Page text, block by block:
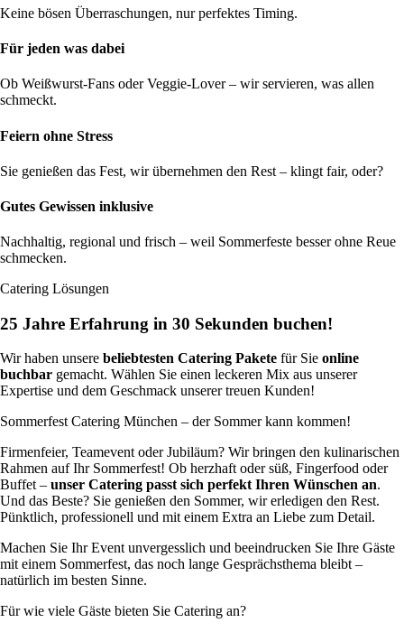
Keine bösen Überraschungen, nur perfektes Timing.
Für jeden was dabei
Ob Weißwurst-Fans oder Veggie-Lover – wir servieren, was allen
schmeckt.
Feiern ohne Stress
Sie genießen das Fest, wir übernehmen den Rest – klingt fair, oder?
Gutes Gewissen inklusive
Nachhaltig, regional und frisch – weil Sommerfeste besser ohne Reue
schmecken.
Catering Lösungen
25 Jahre Erfahrung in 30 Sekunden buchen!
Wir haben unsere beliebtesten Catering Pakete für Sie online
buchbar gemacht. Wählen Sie einen leckeren Mix aus unserer
Expertise und dem Geschmack unserer treuen Kunden!
Sommerfest Catering München – der Sommer kann kommen!
Firmenfeier, Teamevent oder Jubiläum? Wir bringen den kulinarischen
Rahmen auf Ihr Sommerfest! Ob herzhaft oder süß, Fingerfood oder
Buffet – unser Catering passt sich perfekt Ihren Wünschen an.
Und das Beste? Sie genießen den Sommer, wir erledigen den Rest.
Pünktlich, professionell und mit einem Extra an Liebe zum Detail.
Machen Sie Ihr Event unvergesslich und beeindrucken Sie Ihre Gäste
mit einem Sommerfest, das noch lange Gesprächsthema bleibt –
natürlich im besten Sinne.
Für wie viele Gäste bieten Sie Catering an?